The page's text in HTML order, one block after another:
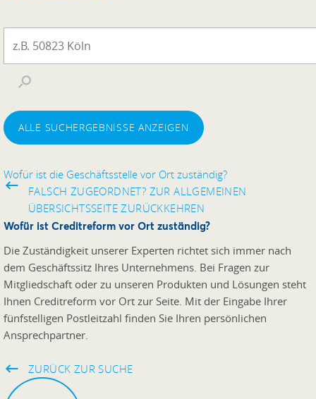
ALLE SUCHERGEBNISSE ANZEIGEN
Wofür ist die Geschäftsstelle vor Ort zuständig?
FALSCH ZUGEORDNET? ZUR ALLGEMEINEN
ÜBERSICHTSSEITE ZURÜCKKEHREN
Wofür ist Creditreform vor Ort zuständig?
Die Zuständigkeit unserer Experten richtet sich immer nach
dem Geschäftssitz Ihres Unternehmens. Bei Fragen zur
Mitgliedschaft oder zu unseren Produkten und Lösungen steht
Ihnen Creditreform vor Ort zur Seite. Mit der Eingabe Ihrer
fünfstelligen Postleitzahl finden Sie Ihren persönlichen
Ansprechpartner.
ZURÜCK ZUR SUCHE